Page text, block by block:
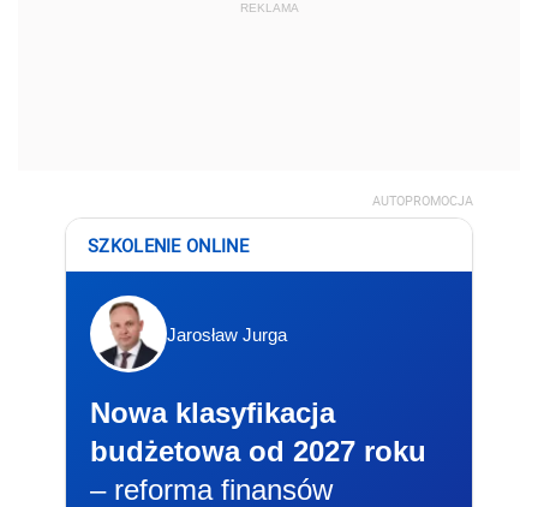
REKLAMA
AUTOPROMOCJA
SZKOLENIE ONLINE
Jarosław Jurga
Nowa klasyfikacja
budżetowa od 2027 roku
– reforma finansów